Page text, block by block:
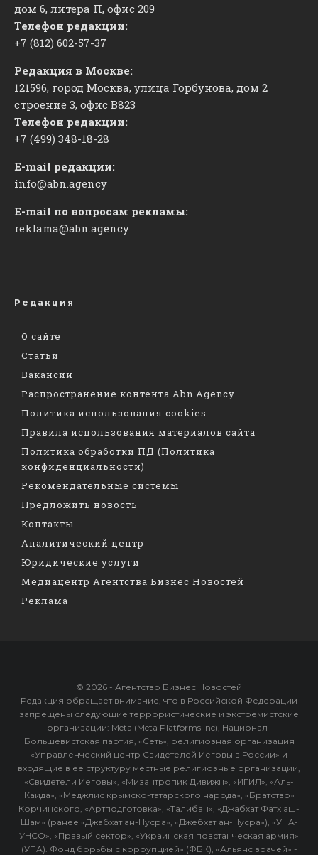
дом 6, литера П, офис 209
Телефон редакции:
+7 (812) 602-57-37
Редакция в Москве:
121596, город Москва, улица Горбунова, дом 2
строение 3, офис ​В823
Телефон редакции:
+7 (499) 348-18-28
E-mail редакции:
info@abn.agency
E-mail по вопросам рекламы:
reklama@abn.agency
Редакция
О сайте
Статьи
Вакансии
Распространение контента Abn.Agency
Политика использования cookies
Правила использования материалов сайта
Политика обработки ПД (Политика
конфиденциальности)
Рекомендательные системы
Предложить новость
Контакты
Аналитический центр
Юридические услуги
Медиацентр Агентства Бизнес Новостей
Реклама
© 2026 - Агентство Бизнес Новостей
Редакция обращает внимание, что в Российской Федерации
запрещены следующие террористические и экстремистские
организации: Meta (Meta Platforms Inc), Национал-
Большевистская партия, «Сеть», религиозная организация
«Управленческий центр Свидетелей Иеговы в России» и
входящие в ее структуру местные религиозные организации,
«Свидетели Иеговы», «Мизантропик Дивижн», «ИГИЛ», «Аль-
Каида», «Меджлис крымско-татарского народа», «Братство»
Корчинского, «Артподготовка», «Талибан», «Джабхат Фатх аш-
Шам» (ранее «Джабхат ан-Нусра», «Джебхат ан-Нусра»), «УНА-
УНСО», «Правый сектор», «Украинская повстанческая армия»
(УПА). Фонд борьбы с коррупцией» (ФБК), «Альянс врачей» -